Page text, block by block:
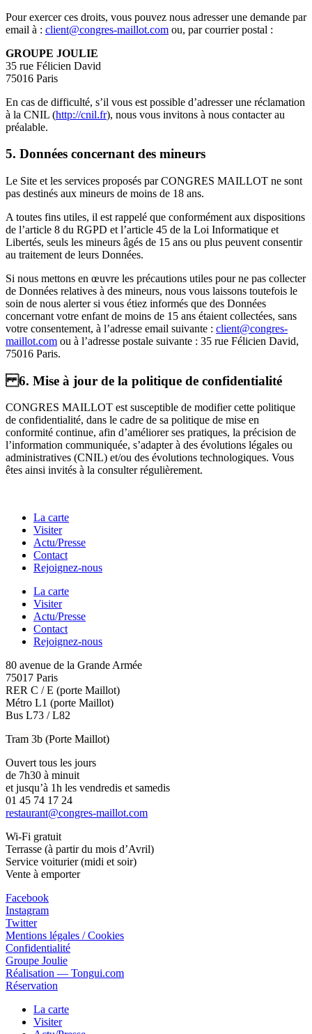
Pour exercer ces droits, vous pouvez nous adresser une demande par
email à : client@congres-maillot.com ou, par courrier postal :
GROUPE JOULIE
35 rue Félicien David
75016 Paris
En cas de difficulté, s’il vous est possible d’adresser une réclamation
à la CNIL (http://cnil.fr), nous vous invitons à nous contacter au
préalable.
5. Données concernant des mineurs
Le Site et les services proposés par CONGRES MAILLOT ne sont
pas destinés aux mineurs de moins de 18 ans.
A toutes fins utiles, il est rappelé que conformément aux dispositions
de l’article 8 du RGPD et l’article 45 de la Loi Informatique et
Libertés, seuls les mineurs âgés de 15 ans ou plus peuvent consentir
au traitement de leurs Données.
Si nous mettons en œuvre les précautions utiles pour ne pas collecter
de Données relatives à des mineurs, nous vous laissons toutefois le
soin de nous alerter si vous étiez informés que des Données
concernant votre enfant de moins de 15 ans étaient collectées, sans
votre consentement, à l’adresse email suivante : client@congres-
maillot.com ou à l’adresse postale suivante : 35 rue Félicien David,
75016 Paris.
6. Mise à jour de la politique de confidentialité
CONGRES MAILLOT est susceptible de modifier cette politique
de confidentialité, dans le cadre de sa politique de mise en
conformité continue, afin d’améliorer ses pratiques, la précision de
l’information communiquée, s’adapter à des évolutions légales ou
administratives (CNIL) et/ou des évolutions technologiques. Vous
êtes ainsi invités à la consulter régulièrement.
La carte
Visiter
Actu/Presse
Contact
Rejoignez-nous
La carte
Visiter
Actu/Presse
Contact
Rejoignez-nous
80 avenue de la Grande Armée
75017 Paris
RER C / E (porte Maillot)
Métro L1 (porte Maillot)
Bus L73 / L82
Tram 3b (Porte Maillot)
Ouvert tous les jours
de 7h30 à minuit
et jusqu’à 1h les vendredis et samedis
01 45 74 17 24
restaurant@congres-maillot.com
Wi-Fi gratuit
Terrasse (à partir du mois d’Avril)
Service voiturier (midi et soir)
Vente à emporter
Facebook
Instagram
Twitter
Mentions légales / Cookies
Confidentialité
Groupe Joulie
Réalisation — Tongui.com
Réservation
La carte
Visiter